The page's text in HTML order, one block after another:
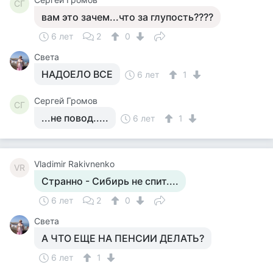
СГ
вам это зачем...что за глупость????
6 лет 2
0
Света
НАДОЕЛО ВСЕ 6 лет 1
СГ Сергей Громов
...не повод..... 6 лет 1
VR Vladimir Rakivnenko
Странно - Сибирь не спит....
6 лет 2
0
Света
А ЧТО ЕЩЕ НА ПЕНСИИ ДЕЛАТЬ?
6 лет 1